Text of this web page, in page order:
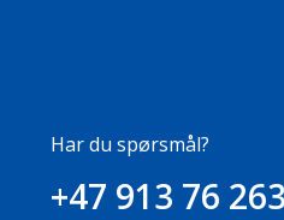
Har du spørsmål?
+47 913 76 263